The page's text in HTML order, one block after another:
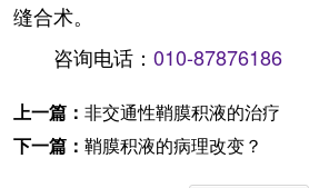
缝合术。
咨询电话： 010-87876186
上一篇： 非交通性鞘膜积液的治疗
下一篇： 鞘膜积液的病理改变？